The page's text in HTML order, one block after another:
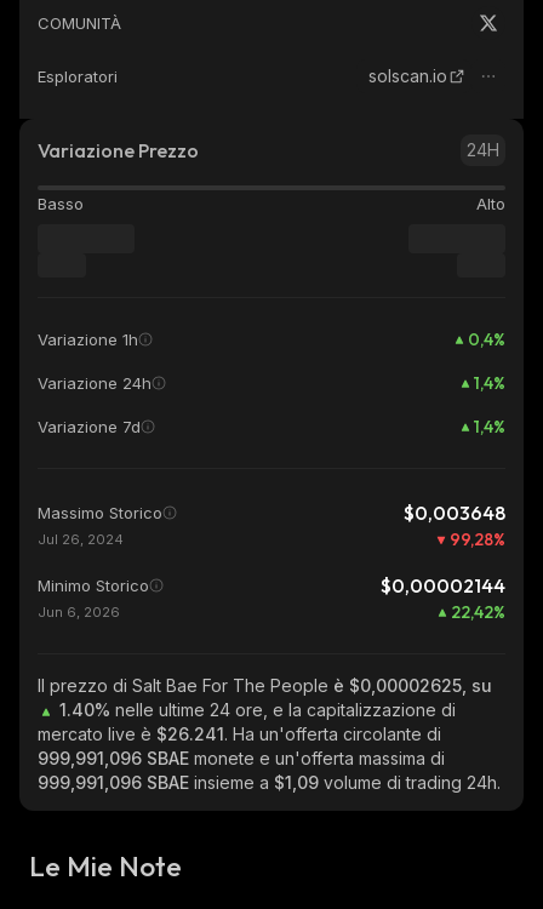
COMUNITÀ
Esploratori solscan.io
Variazione Prezzo 24H
Basso Alto
Variazione 1h 0,4%
Variazione 24h 1,4%
Variazione 7d 1,4%
Massimo Storico $0,003648
Jul 26, 2024 99,28%
Minimo Storico $0,00002144
Jun 6, 2026 22,42%
Il prezzo di Salt Bae For The People è $0,00002625, su
1.40% nelle ultime 24 ore, e la capitalizzazione di
mercato live è $26.241. Ha un'offerta circolante di
999,991,096 SBAE monete e un'offerta massima di
999,991,096 SBAE insieme a $1,09 volume di trading 24h.
Le Mie Note